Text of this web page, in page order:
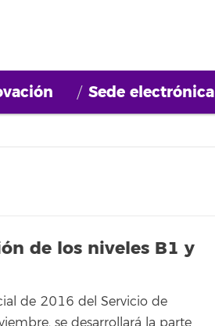
Sede electrónica
de los niveles B1 y
de 2016 del Servicio de
se desarrollará la parte